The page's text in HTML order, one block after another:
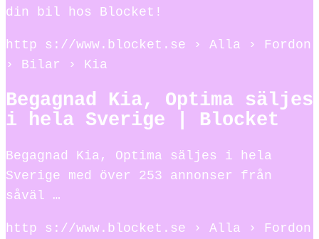
din bil hos Blocket!
http s://www.blocket.se › Alla › Fordon
› Bilar › Kia
Begagnad Kia, Optima säljes
i hela Sverige | Blocket
Begagnad Kia, Optima säljes i hela
Sverige med över 253 annonser från
såväl …
http s://www.blocket.se › Alla › Fordon